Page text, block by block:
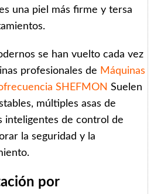
una piel más firme y tersa
se han vuelto cada vez
profesionales de Máquinas
SHEFMON Suelen
múltiples asas de
inteligentes de control de
la seguridad y la
por